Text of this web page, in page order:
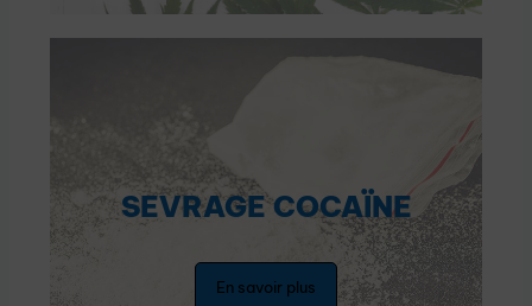
SEVRAGE COCAÏNE
En savoir plus